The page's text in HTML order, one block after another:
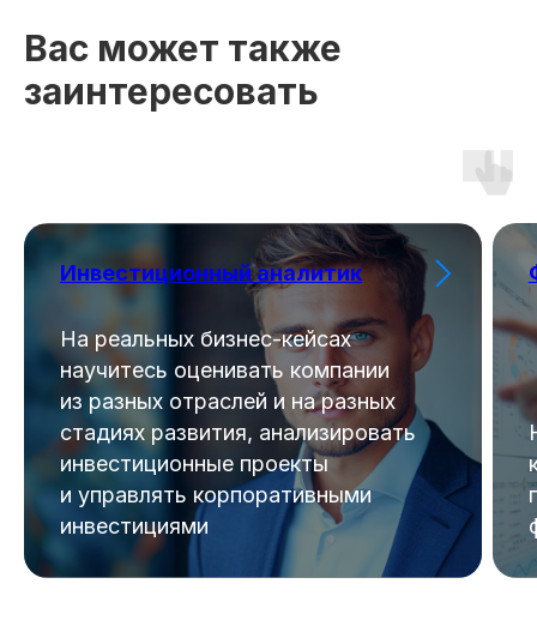
Вас может также
заинтересовать
Инвестиционный аналитик
На реальных бизнес-кейсах
научитесь оценивать компании
из разных отраслей и на разных
стадиях развития, анализировать
инвестиционные проекты
и управлять корпоративными
инвестициями